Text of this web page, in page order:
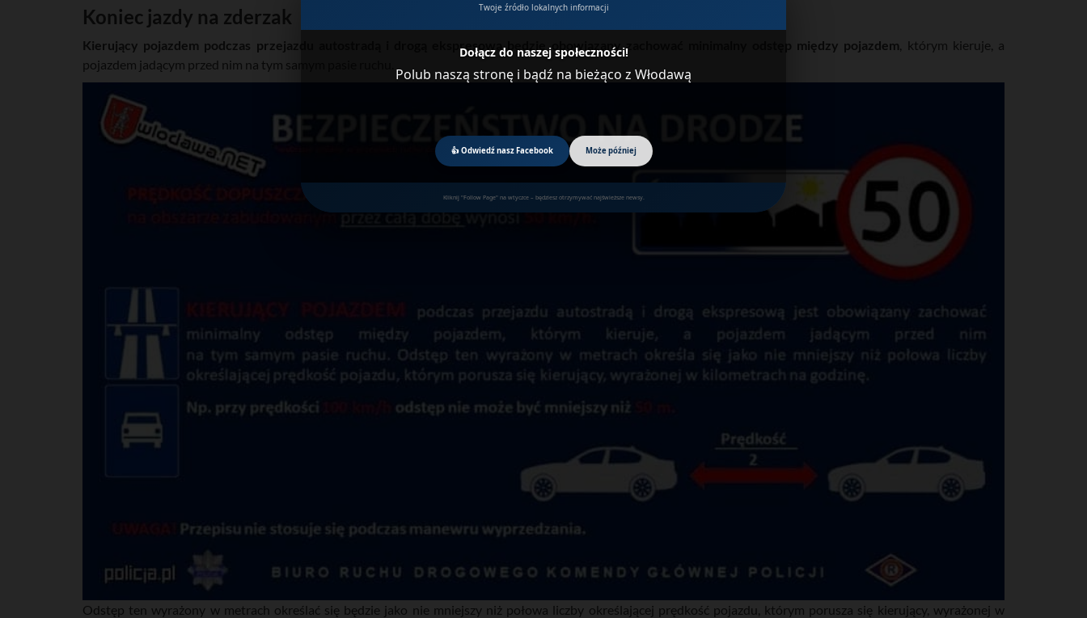
Twoje źródło lokalnych informacji
Dołącz do naszej społeczności!
Polub naszą stronę i bądź na bieżąco z Włodawą
👍 Odwiedź nasz Facebook Może później
Kliknij "Follow Page" na wtyczce – będziesz otrzymywać najświeższe newsy.
Koniec jazdy na zderzak
Kierujący pojazdem podczas przejazdu autostradą i drogą ekspresową będzie obowiązany zachować minimalny odstęp między pojazdem , którym kieruje, a
pojazdem jadącym przed nim na tym samym pasie ruchu.
Odstęp ten wyrażony w metrach określać się będzie jako nie mniejszy niż połowa liczby określającej prędkość pojazdu, którym porusza się kierujący, wyrażonej w